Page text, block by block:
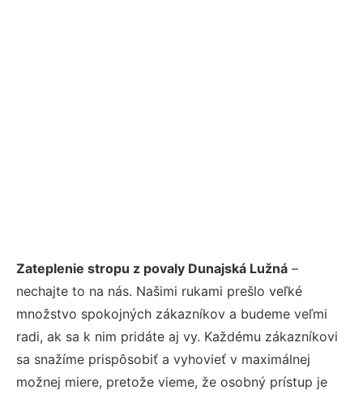
Zateplenie stropu z povaly Dunajská Lužná –
nechajte to na nás. Našimi rukami prešlo veľké
množstvo spokojných zákazníkov a budeme veľmi
radi, ak sa k nim pridáte aj vy. Každému zákazníkovi
sa snažíme prispôsobiť a vyhovieť v maximálnej
možnej miere, pretože vieme, že osobný prístup je